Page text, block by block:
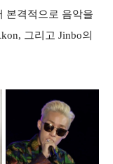
본격적으로 음악을
그리고 Jinbo의